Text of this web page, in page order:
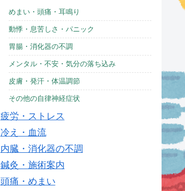
めまい・頭痛・耳鳴り
動悸・息苦しさ・パニック
胃腸・消化器の不調
メンタル・不安・気分の落ち込み
皮膚・発汗・体温調節
その他の自律神経症状
疲労・ストレス
冷え・血流
内臓・消化器の不調
鍼灸・施術案内
頭痛・めまい